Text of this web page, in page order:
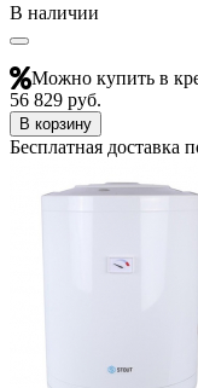
В наличии
Можно купить в
56 829 руб.
В корзину
Бесплатная доставка